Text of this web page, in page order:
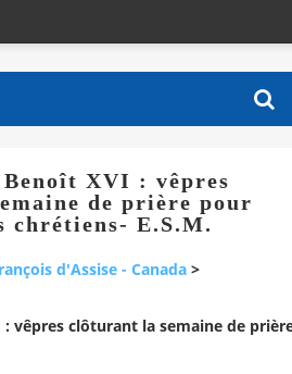
XVI : vêpres
de prière pour
chrétiens- E.S.M.
d'Assise - Canada >
: vêpres clôturant la semaine de